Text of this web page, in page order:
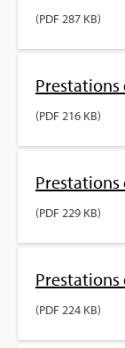
(PDF 287 KB)
Pres­ta­tions
(PDF 216 KB)
Pres­ta­tions
(PDF 229 KB)
Pres­ta­tions
(PDF 224 KB)